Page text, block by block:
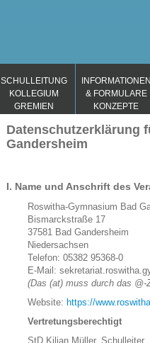
SCHULLEITUNG
KOLLEGIUM
GREMIEN
INFORMATIONEN
& FORMULARE
KONZEPTE
Datenschutzerklärung
Gandersheim
I. Name und Anschrift des
Roswitha-Gymnasium Bad
Bismarckstraße 17
37581 Bad Gandersheim
Niedersachsen
Telefon: 05382 95368-0
E-Mail:
(Das (at) muss durch das @-
Website: https://
Vertretungsberechtigt
StD Kilian Müller, Schulleiter